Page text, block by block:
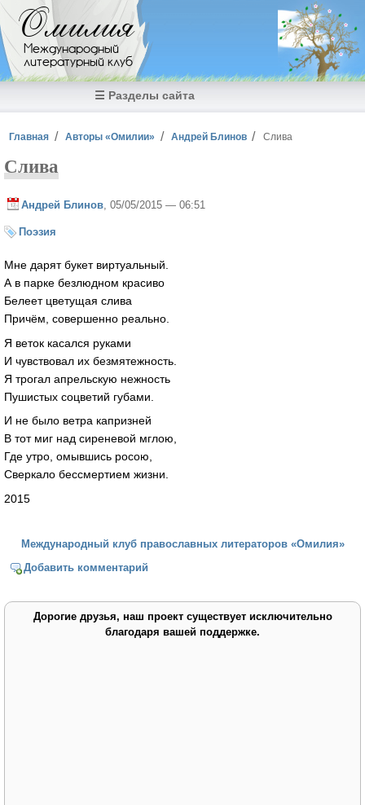
Перейти к основному содержанию
Омилия
Международный
литературный клуб
☰ Разделы сайта
Вы здесь
Главная Авторы «Омилии» Андрей Блинов Слива
Слива
Андрей Блинов , 05/05/2015 — 06:51
Поэзия
Мне дарят букет виртуальный.
А в парке безлюдном красиво
Белеет цветущая слива
Причём, совершенно реально.
Я веток касался руками
И чувствовал их безмятежность.
Я трогал апрельскую нежность
Пушистых соцветий губами.
И не было ветра капризней
В тот миг над сиреневой мглою,
Где утро, омывшись росою,
Сверкало бессмертием жизни.
2015
Международный клуб православных литераторов «Омилия»
Добавить комментарий
Дорогие друзья, наш проект существует исключительно
благодаря вашей поддержке.